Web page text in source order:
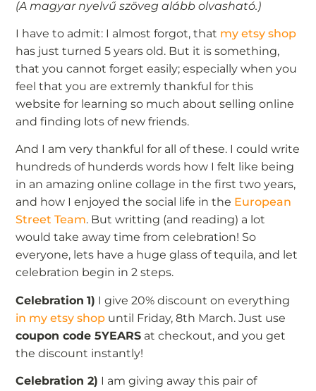
(A magyar nyelvű szöveg alább olvasható.)
I have to admit: I almost forgot, that my etsy shop
has just turned 5 years old. But it is something,
that you cannot forget easily; especially when you
feel that you are extremly thankful for this
website for learning so much about selling online
and finding lots of new friends.
And I am very thankful for all of these. I could write
hundreds of hunderds words how I felt like being
in an amazing online collage in the first two years,
and how I enjoyed the social life in the European
Street Team. But writting (and reading) a lot
would take away time from celebration! So
everyone, lets have a huge glass of tequila, and let
celebration begin in 2 steps.
Celebration 1) I give 20% discount on everything
in my etsy shop until Friday, 8th March. Just use
coupon code 5YEARS at checkout, and you get
the discount instantly!
Celebration 2) I am giving away this pair of